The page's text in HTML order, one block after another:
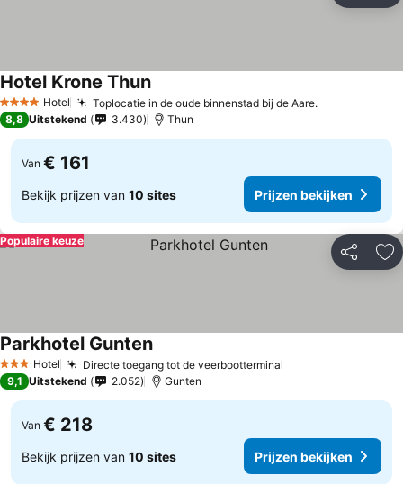
4 SterrenHotel Toplocatie in de oude binnenstad bij de Aare.
Hotel Krone Thun
8,8 Uitstekend 3.430 Thun
Van € 161
Bekijk prijzen van 10 sites Prijzen bekijken
Delen
Populaire keuze
3 SterrenHotel Directe toegang tot de veerbootterminal
Parkhotel Gunten
9,1 Uitstekend 2.052 Gunten
Van € 218
Bekijk prijzen van 10 sites Prijzen bekijken